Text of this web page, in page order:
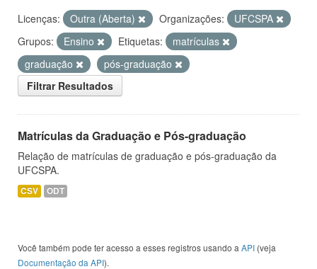
Licenças: Outra (Aberta) Organizações:
UFCSPA
Grupos:
Ensino Etiquetas:
matrículas
graduação
pós-graduação
Filtrar Resultados
Matrículas da Graduação e Pós-graduação
Relação de matrículas de graduação e pós-graduação da
UFCSPA.
CSV ODT
Você também pode ter acesso a esses registros usando a API (veja
Documentação da API).